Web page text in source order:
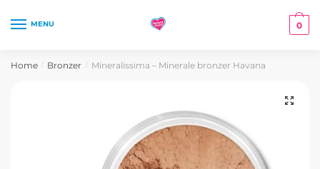
MENU 0
Home Bronzer Mineralissima – Minerale bronzer Havana